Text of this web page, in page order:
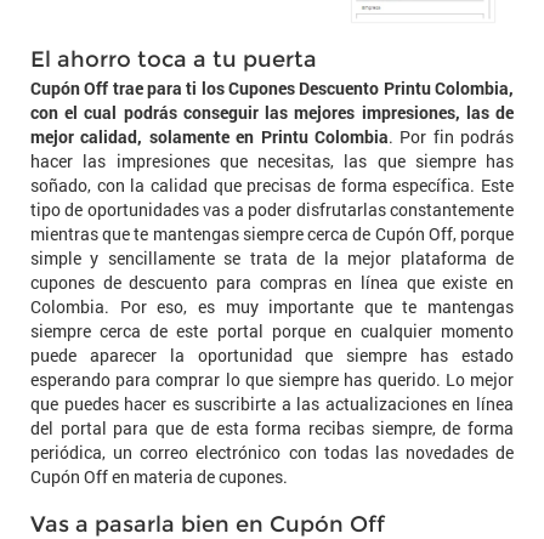
El ahorro toca a tu puerta
Cupón Off trae para ti los Cupones Descuento Printu Colombia,
con el cual podrás conseguir las mejores impresiones, las de
mejor calidad, solamente en Printu Colombia. Por fin podrás
hacer las impresiones que necesitas, las que siempre has
soñado, con la calidad que precisas de forma específica. Este
tipo de oportunidades vas a poder disfrutarlas constantemente
mientras que te mantengas siempre cerca de Cupón Off, porque
simple y sencillamente se trata de la mejor plataforma de
cupones de descuento para compras en línea que existe en
Colombia. Por eso, es muy importante que te mantengas
siempre cerca de este portal porque en cualquier momento
puede aparecer la oportunidad que siempre has estado
esperando para comprar lo que siempre has querido. Lo mejor
que puedes hacer es suscribirte a las actualizaciones en línea
del portal para que de esta forma recibas siempre, de forma
periódica, un correo electrónico con todas las novedades de
Cupón Off en materia de cupones.
Vas a pasarla bien en Cupón Off